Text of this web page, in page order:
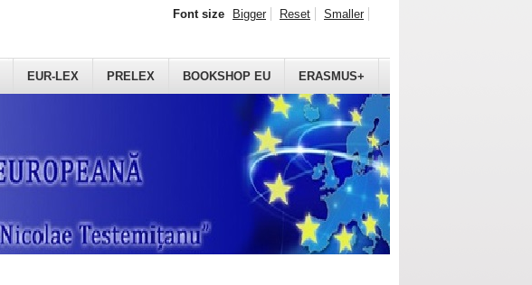
EUR-LEX PRELEX BOOKSHOP EU ERASMUS+
Font size Bigger Reset Smaller